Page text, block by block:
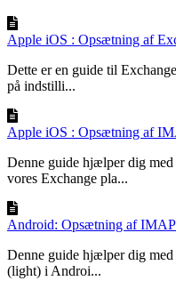
Apple iOS : Opsætning af
Dette er en guide til
på indstilli...
Apple iOS : Opsætning af
Denne guide hjælper dig
vores Exchange pla...
Android: Opsætning af IMAP
Denne guide hjælper dig
(light) i Androi...